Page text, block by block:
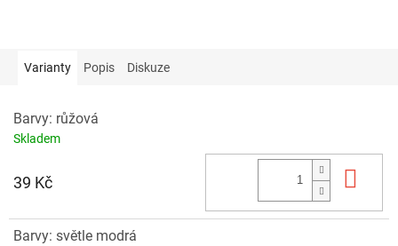
Varianty Popis Diskuze
Barvy: růžová
Skladem
39 Kč
Barvy: světle modrá